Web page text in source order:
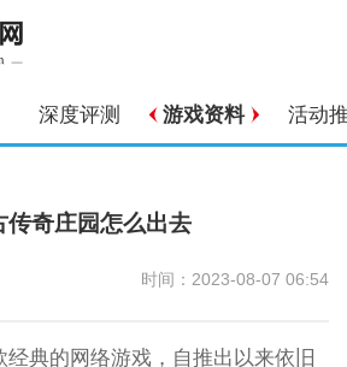
深度评测 游戏资料 活动
传奇庄园怎么出去
时间：2023-08-07 06:54
经典的网络游戏，自推出以来依旧